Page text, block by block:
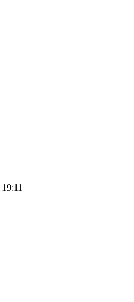
19:11